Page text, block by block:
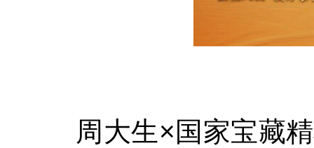
周大生×国家宝藏精